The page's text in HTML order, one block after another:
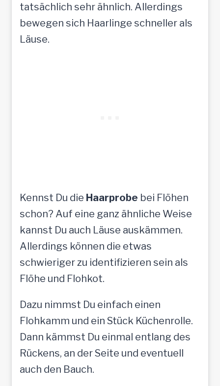
tatsächlich sehr ähnlich. Allerdings
bewegen sich Haarlinge schneller als
Läuse.
Kennst Du die Haarprobe bei Flöhen
schon? Auf eine ganz ähnliche Weise
kannst Du auch Läuse auskämmen.
Allerdings können die etwas
schwieriger zu identifizieren sein als
Flöhe und Flohkot.
Dazu nimmst Du einfach einen
Flohkamm und ein Stück Küchenrolle.
Dann kämmst Du einmal entlang des
Rückens, an der Seite und eventuell
auch den Bauch.